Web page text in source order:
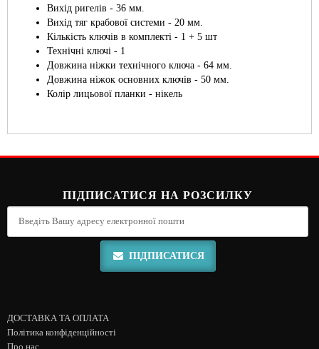
Вихід ригелів - 36 мм.
Вихід тяг крабової системи - 20 мм.
Кількість ключів в комплекті - 1 + 5 шт
Технічні ключі - 1
Довжина ніжки технічного ключа - 64 мм.
Довжина ніжок основних ключів - 50 мм.
Колір лицьової планки - нікель
ПІДПИСАТИСЯ НА РОЗСИЛКУ
ПІДПИСАТИСЯ
ДОСТАВКА ТА ОПЛАТА
Політика конфіденційності
Про нас